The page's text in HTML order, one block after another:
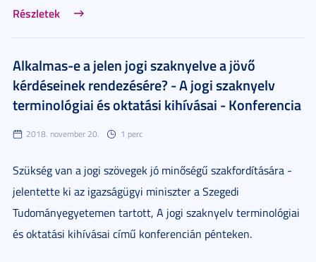
Részletek
Alkalmas-e a jelen jogi szaknyelve a jövő
kérdéseinek rendezésére? - A jogi szaknyelv
terminológiai és oktatási kihívásai - Konferencia
2018. november 20. 1 perc
Szükség van a jogi szövegek jó minőségű szakfordítására -
jelentette ki az igazságügyi miniszter a Szegedi
Tudományegyetemen tartott, A jogi szaknyelv terminológiai
és oktatási kihívásai című konferencián pénteken.